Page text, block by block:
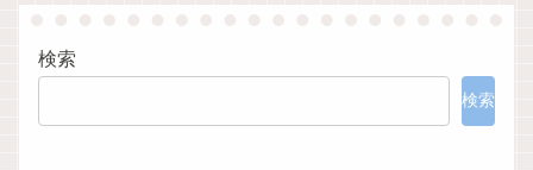
検索
検索